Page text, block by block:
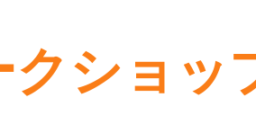
クショッ